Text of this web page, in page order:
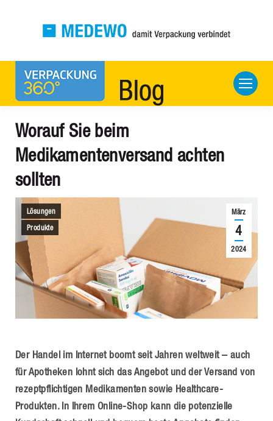
Worauf Sie beim
Medikamentenversand achten
sollten
März
4
2024
Lösungen
Produkte
Der Handel im Internet boomt seit Jahren weltweit – auch
für Apotheken lohnt sich das Angebot und der Versand von
rezeptpflichtigen Medikamenten sowie Healthcare-
Produkten. In Ihrem Online-Shop kann die potenzielle